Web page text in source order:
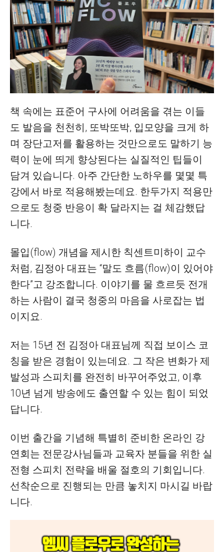
책 속에는 표준어 구사에 어려움을 겪는 이들
도 발음을 천천히, 또박또박, 입모양을 크게 하
며 장단고저를 활용하는 것만으로도 말하기 능
력이 눈에 띄게 향상된다는 실질적인 팁들이
담겨 있습니다. 아주 간단한 노하우를 몇몇 특
강에서 바로 적용해봤는데요. 한두가지 적용만
으로도 청중 반응이 확 달라지는 걸 체감했답
니다.
몰입(flow) 개념을 제시한 칙센트미하이 교수
처럼, 김정아 대표는 “말도 흐름(flow)이 있어야
한다”고 강조합니다. 이야기를 물 흐르듯 전개
하는 사람이 결국 청중의 마음을 사로잡는 법
이지요.
저는 15년 전 김정아 대표님께 직접 보이스 코
칭을 받은 경험이 있는데요. 그 작은 변화가 제
발성과 스피치를 완전히 바꾸어주었고, 이후
10년 넘게 방송에도 출연할 수 있는 힘이 되었
답니다.
이번 출간을 기념해 특별히 준비한 온라인 강
연회는 전문강사님들과 교육자 분들을 위한 실
전형 스피치 전략을 배울 절호의 기회입니다.
선착순으로 진행되는 만큼 놓치지 마시길 바랍
니다.